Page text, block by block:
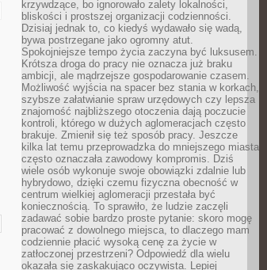
krzywdzące, bo ignorowało zalety lokalności,
bliskości i prostszej organizacji codzienności.
Dzisiaj jednak to, co kiedyś wydawało się wadą,
bywa postrzegane jako ogromny atut.
Spokojniejsze tempo życia zaczyna być luksusem.
Krótsza droga do pracy nie oznacza już braku
ambicji, ale mądrzejsze gospodarowanie czasem.
Możliwość wyjścia na spacer bez stania w korkach,
szybsze załatwianie spraw urzędowych czy lepsza
znajomość najbliższego otoczenia dają poczucie
kontroli, którego w dużych aglomeracjach często
brakuje. Zmienił się też sposób pracy. Jeszcze
kilka lat temu przeprowadzka do mniejszego miasta
często oznaczała zawodowy kompromis. Dziś
wiele osób wykonuje swoje obowiązki zdalnie lub
hybrydowo, dzięki czemu fizyczna obecność w
centrum wielkiej aglomeracji przestała być
koniecznością. To sprawiło, że ludzie zaczęli
zadawać sobie bardzo proste pytanie: skoro mogę
pracować z dowolnego miejsca, to dlaczego mam
codziennie płacić wysoką cenę za życie w
zatłoczonej przestrzeni? Odpowiedź dla wielu
okazała się zaskakująco oczywista. Lepiej